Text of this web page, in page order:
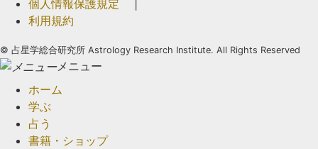
個人情報保護規定
利用規約
© 占星学総合研究所 Astrology Research Institute. All Rights Reserved
メニュー
ホーム
学ぶ
占う
書籍・ショップ